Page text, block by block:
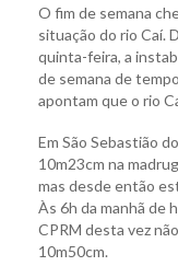
O fim de semana
situação do rio Caí.
quinta-feira, a
de semana de
apontam que o rio
Em São Sebastião
10m23cm na
mas desde então
Às 6h da manhã de
CPRM desta vez
10m50cm.